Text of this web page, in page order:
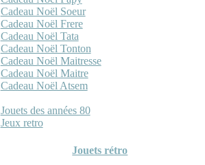
Cadeau Noël Soeur
Cadeau Noël Frere
Cadeau Noël Tata
Cadeau Noël Tonton
Cadeau Noël Maitresse
Cadeau Noël Maitre
Cadeau Noël Atsem
Jouets des années 80
Jeux retro
Jouets rétro